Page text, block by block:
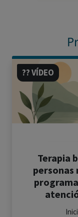
?? VÍDEO
Terapia
personas